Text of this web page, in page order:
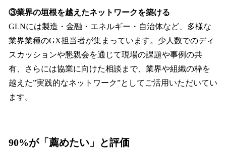
③業界の垣根を越えたネットワークを築ける
GLNには製造・金融・エネルギー・自治体など、多様な
業界業種のGX担当者が集まっています。少人数でのディ
スカッションや懇親会を通じて現場の課題や事例の共
有、さらには協業に向けた相談まで、業界や組織の枠を
越えた”実践的なネットワーク”としてご活用いただいてい
ます。
90%が「薦めたい」と評価